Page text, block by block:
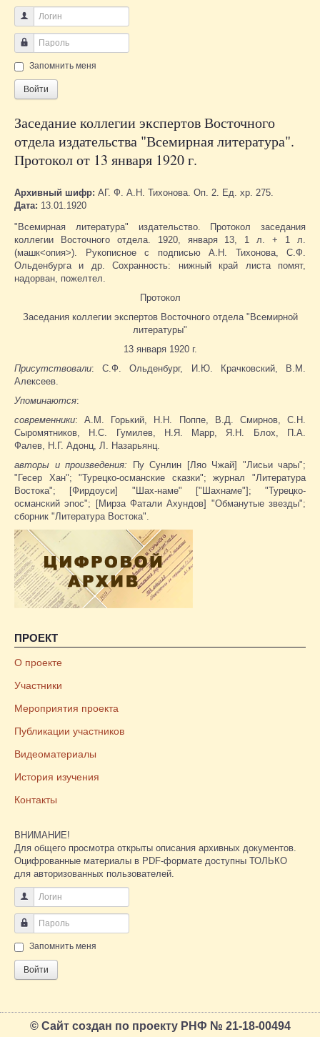
Логин
Пароль
Запомнить меня
Войти
Заседание коллегии экспертов Восточного
отдела издательства "Всемирная литература".
Протокол от 13 января 1920 г.
Архивный шифр: АГ. Ф. А.Н. Тихонова. Оп. 2. Ед. хр. 275.
Дата: 13.01.1920
"Всемирная литература" издательство. Протокол заседания
коллегии Восточного отдела. 1920, января 13, 1 л. + 1 л.
(машк<опия>). Рукописное с подписью А.Н. Тихонова, С.Ф.
Ольденбурга и др. Сохранность: нижный край листа помят,
надорван, пожелтел.
Протокол
Заседания коллегии экспертов Восточного отдела "Всемирной
литературы"
13 января 1920 г.
Присутствовали: С.Ф. Ольденбург, И.Ю. Крачковский, В.М.
Алексеев.
Упоминаются:
современники: А.М. Горький, Н.Н. Поппе, В.Д. Смирнов, С.Н.
Сыромятников, Н.С. Гумилев, Н.Я. Марр, Я.Н. Блох, П.А.
Фалев, Н.Г. Адонц, Л. Назарьянц.
авторы и произведения: Пу Сунлин [Ляо Чжай] "Лисьи чары";
"Гесер Хан"; "Турецко-османские сказки"; журнал "Литература
Востока"; [Фирдоуси] "Шах-наме" ["Шахнаме"]; "Турецко-
османский эпос"; [Мирза Фатали Ахундов] "Обманутые звезды";
сборник "Литература Востока".
ПРОЕКТ
О проекте
Участники
Мероприятия проекта
Публикации участников
Видеоматериалы
История изучения
Контакты
ВНИМАНИЕ!
Для общего просмотра открыты описания архивных документов.
Оцифрованные материалы в PDF-формате доступны ТОЛЬКО
для авторизованных пользователей.
Логин
Пароль
Запомнить меня
Войти
© Сайт создан по проекту РНФ № 21-18-00494